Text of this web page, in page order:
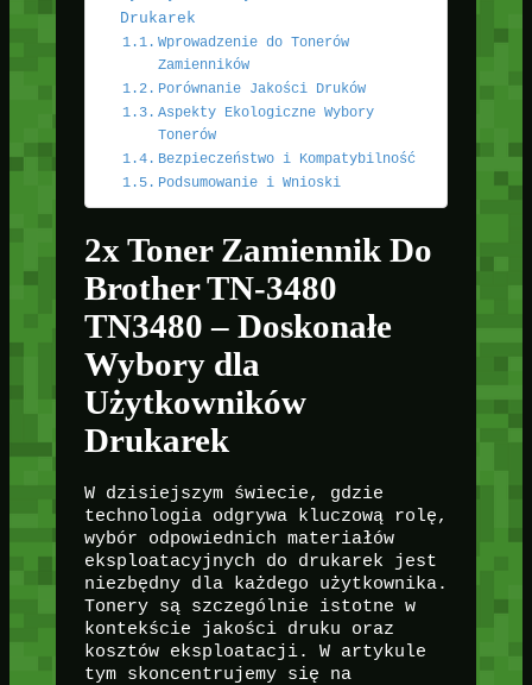
Drukarek
Wprowadzenie do Tonerów
Zamienników
Porównanie Jakości Druków
Aspekty Ekologiczne Wybory
Tonerów
Bezpieczeństwo i Kompatybilność
Podsumowanie i Wnioski
2x Toner Zamiennik Do
Brother TN-3480
TN3480 – Doskonałe
Wybory dla
Użytkowników
Drukarek
W dzisiejszym świecie, gdzie
technologia odgrywa kluczową rolę,
wybór odpowiednich materiałów
eksploatacyjnych do drukarek jest
niezbędny dla każdego użytkownika.
Tonery są szczególnie istotne w
kontekście jakości druku oraz
kosztów eksploatacji. W artykule
tym skoncentrujemy się na